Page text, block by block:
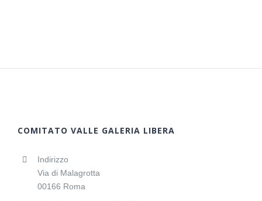
COMITATO VALLE GALERIA LIBERA
Indirizzo
Via di Malagrotta
00166 Roma